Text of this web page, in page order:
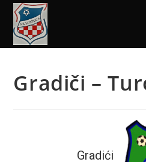
Gradiči –
Gradići